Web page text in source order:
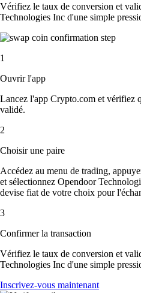
Vérifiez le taux de conversion et
Technologies Inc d'une simple
1
Ouvrir l'app
Lancez l'app Crypto.com et vérifiez
validé.
2
Choisir une paire
Accédez au menu de trading,
et sélectionnez Opendoor
devise fiat de votre choix pour
3
Confirmer la transaction
Vérifiez le taux de conversion et
Technologies Inc d'une simple
Inscrivez-vous maintenant